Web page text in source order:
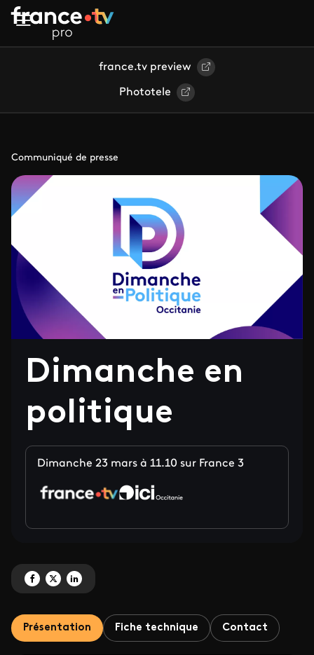
Aller au contenu principal
france.tv preview
Phototele
Communiqué de presse
Dimanche en
politique
Dimanche 23 mars à 11.10 sur France 3
Partagez 'Dimanche en politique' sur Facebook
Partagez 'Dimanche en politique' sur X
Partagez 'Dimanche en politique' sur LinkedIn
Présentation Fiche technique Contact